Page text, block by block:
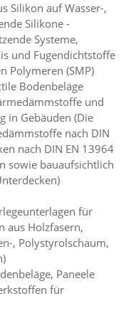
Silikon auf Wasser-,
Silikone -
Systeme,
und Fugendichtstoffe
Polymeren (SMP)
Bodenbeläge
und
in Gebäuden (Die
nach DIN
nach DIN EN 13964
sowie bauaufsichtlich
für
aus Holzfasern,
, Polystyrolschaum,
Paneele
für